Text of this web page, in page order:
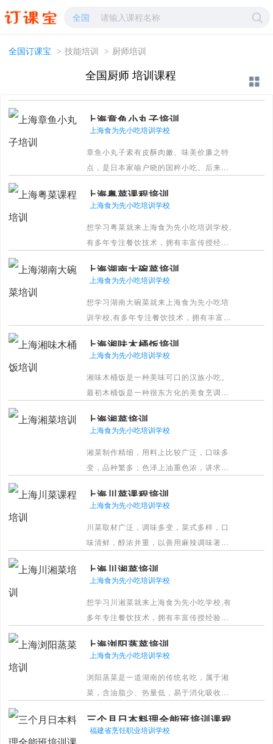
厨师培训-厨师学校哪家好?-订课宝
全国
全国订课宝 > 技能培训 > 厨师培训
全国厨师 培训课程
上海章鱼小丸子培训
上海食为先小吃培训学校
章鱼小丸子素有皮酥肉嫩、味美价廉之特
点，是日本家喻户晓的国粹小吃。后来，
为各地区的新兴食品之一。
[详情]
上海粤菜课程培训
上海食为先小吃培训学校
想学习粤菜就来上海食为先小吃培训学校,
有多年专注餐饮技术，拥有丰富传授经
导，标准化实训流程，少走弯路。教理
论，重实践，反复练习，学会。
[详情]
上海湖南大碗菜培训
上海食为先小吃培训学校
想学习湖南大碗菜就来上海食为先小吃培
训学校,有多年专注餐饮技术，拥有丰富传
指导，标准化实训流程，少走弯路。教理
论，重实践，反复练习，学会。
[详情]
上海湘味木桶饭培训
上海食为先小吃培训学校
湘味木桶饭是一种美味可口的汉族小吃。
最初木桶饭是一种很东方化的美食烹调方
它美食，不仅外观好看，而且味道也非常
鲜美，现在已经成为一种被广泛使用和接
受的中国式烹调主食方法。
[详情]
上海湘菜培训
上海食为先小吃培训学校
湘菜制作精细，用料上比较广泛，口味多
变，品种繁多；色泽上油重色浓，讲求实
上以煨、炖、腊、蒸、炒诸法见称。
[详情]
上海川菜课程培训
上海食为先小吃培训学校
川菜取材广泛，调味多变，菜式多样，口
味清鲜，醇浓并重，以善用麻辣调味著
方风味闻名，融会了东南西北各方的特
点，博采众家之长，善于吸收和创新。
[详情]
上海川湘菜培训
上海食为先小吃培训学校
想学习川湘菜就来上海食为先小吃学校,有
多年专注餐饮技术，拥有丰富传授经验，
准化实训流程，少走弯路。
[详情]
上海浏阳蒸菜培训
上海食为先小吃培训学校
浏阳蒸菜是一道湖南的传统名吃，属于湘
菜，含油脂少、热量低，易于消化吸收。
胃。浏阳独特的气候地理环境蕴植出的天
然食材，含有丰富的蛋白质、微量元素、
三个月日本料理全能班培训课程
福建省烹饪职业培训学校